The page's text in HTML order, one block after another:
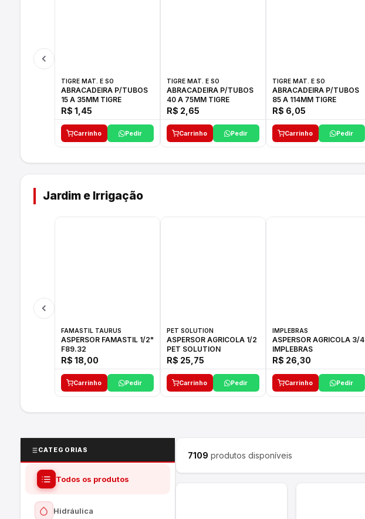
TIGRE MAT. E SO
ABRACADEIRA P/TUBOS
15 A 35MM TIGRE
R$ 1,45
Carrinho Pedir
TIGRE MAT. E SO
ABRACADEIRA P/TUBOS
40 A 75MM TIGRE
R$ 2,65
Carrinho Pedir
TIGRE MAT. E SO
ABRACADEIRA P/TUBOS
85 A 114MM TIGRE
R$ 6,05
Carrinho Pedir
Jardim e Irrigação
FAMASTIL TAURUS
ASPERSOR FAMASTIL 1/2"
F89.32
R$ 18,00
Carrinho Pedir
PET SOLUTION
ASPERSOR AGRICOLA 1/2
PET SOLUTION
R$ 25,75
Carrinho Pedir
IMPLEBRAS
ASPERSOR AGRICOLA 3/4
IMPLEBRAS
R$ 26,30
Carrinho Pedir
CATEGORIAS
Todos os produtos
Hidráulica
7109 produtos disponíveis